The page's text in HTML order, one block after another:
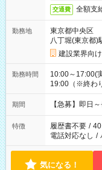
交通費 全額支
勤務地
東京都中央区
八丁堀(東京都)
建設業界向
勤務時間
10:00～17:00(
19:00（※終わ
期間 【急募】即日
特徴 履歴書不要 /
電話対応なし /
気になる！